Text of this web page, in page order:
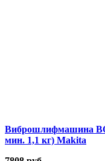
Виброшлифмашина
мин. 1,1 кг) Makita